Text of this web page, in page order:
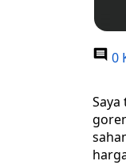
0